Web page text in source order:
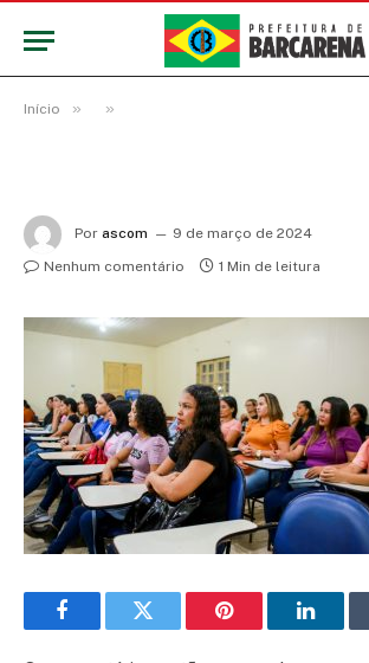
Início » »
Por ascom
9 de março de 2024
Nenhum comentário
1 Min de leitura
FacebookTwitter Pinterest